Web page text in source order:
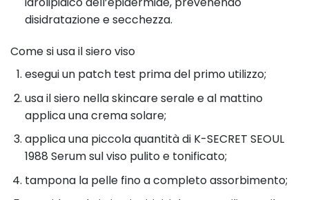
disidratazione e secchezza.
Come si usa il siero viso
esegui un patch test prima del primo utilizzo;
usa il siero nella skincare serale e al mattino
applica una crema solare;
applica una piccola quantità di K-SECRET SEOUL
1988 Serum sul viso pulito e tonificato;
tampona la pelle fino a completo assorbimento;